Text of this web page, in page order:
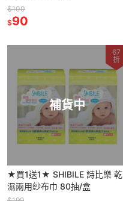
$100
$90
補貨中
67
折
★買1送1★ SHIBILE 詩比樂 乾
濕兩用紗布巾 80抽/盒